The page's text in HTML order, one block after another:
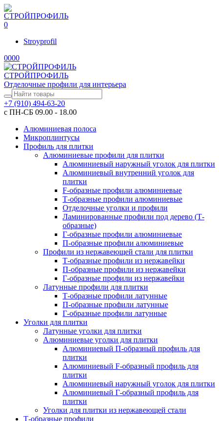
0
Stroyprofil
0000
СТРОЙПРОФИЛЬ
Отделочные профили для интерьера
+7 (910) 494-63-20
с ПН-СБ 09.00 - 18.00
Алюминиевая полоса
Микроплинтусы
Профиль для плитки
Алюминиевые профили для плитки
Алюминиевый наружный уголок для плитки
Алюминиевый внутренний уголок для
плитки
F-образные профили алюминиевые
Т-образные профили алюминиевые
Отделочные уголки и профили
Ламинированные профили под дерево (Т-
образные)
Г-образные профили алюминиевые
П-образные профили алюминиевые
Профили из нержавеющей стали для плитки
Т-образные профили из нержавейки
П-образные профили из нержавейки
Г-образные профили из нержавейки
Латунные профили для плитки
Т-образные профили латунные
П-образные профили латунные
Г-образные профили латунные
Уголки для плитки
Латунные уголки для плитки
Алюминиевые уголки для плитки
Алюминиевый П-образный профиль для
плитки
Алюминиевый F-образный профиль для
плитки
Алюминиевый наружный уголок для плитки
Алюминиевый Г-образный профиль для
плитки
Уголки для плитки из нержавеющей стали
Т-образные профили